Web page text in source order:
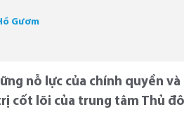
Gươm
nỗ lực của chính quyền
lõi của trung tâm Thủ đô